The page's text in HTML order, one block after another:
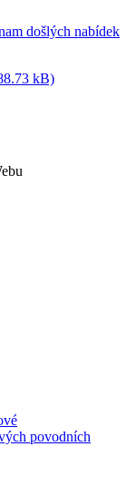
došlých nabídek
kB)
povodních